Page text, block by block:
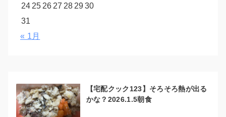
24252627 282930
31
« 1月
【宅配クック123】そろそろ熱が出る
かな？2026.1.5朝食